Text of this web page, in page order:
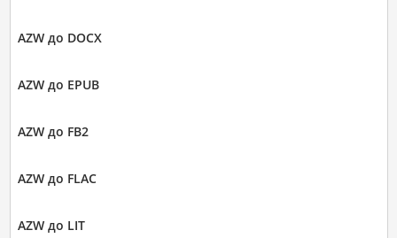
AZW до DOCX
AZW до EPUB
AZW до FB2
AZW до FLAC
AZW до LIT